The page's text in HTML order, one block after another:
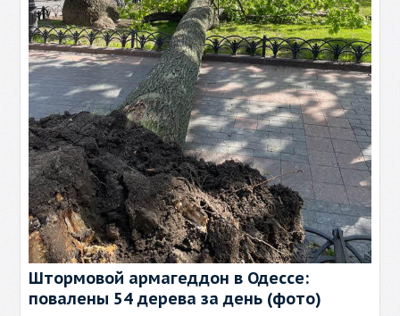
Штормовой армагеддон в Одессе:
повалены 54 дерева за день (фото)